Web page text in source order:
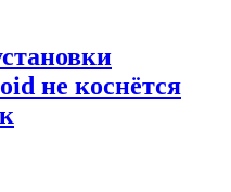
не коснётся